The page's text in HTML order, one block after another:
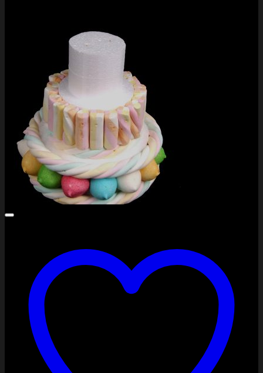
PayPal
Stripe